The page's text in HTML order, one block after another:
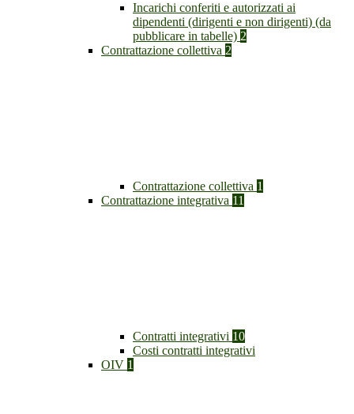
Incarichi conferiti e autorizzati ai
dipendenti (dirigenti e non dirigenti) (da
pubblicare in tabelle) 2
Contrattazione collettiva 2
Contrattazione collettiva 1
Contrattazione integrativa 11
Contratti integrativi 10
Costi contratti integrativi
OIV 1